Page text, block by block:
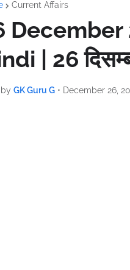
Current Affairs
December
| 26
by GK Guru G • December 26,